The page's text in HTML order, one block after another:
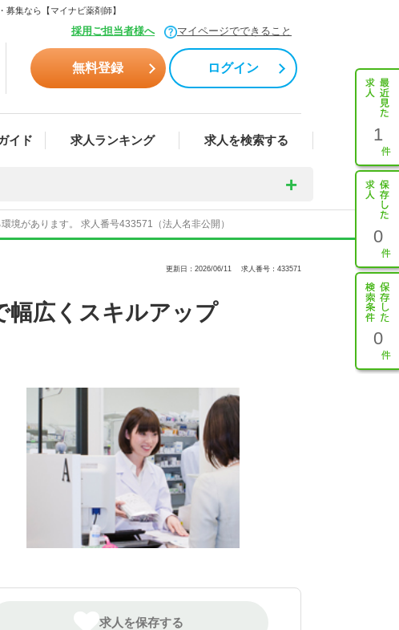
集なら【マイナビ薬剤師】
採用ご担当者様へ マイページでできること
無料登録 ログイン
イド 求人ランキング 求人を検索する 1
0
0
境があります。 求人番号433571（法人名非公開）
更新日：2026/06/11 求人番号：433571
幅広くスキルアップ
求人を保存する